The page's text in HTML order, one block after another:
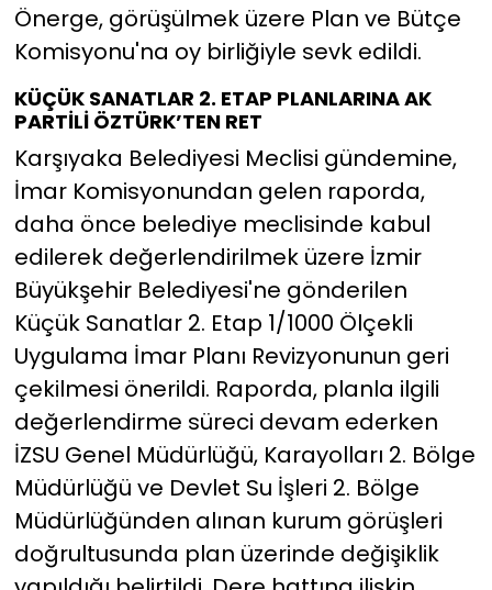
Önerge, görüşülmek üzere Plan ve Bütçe
Komisyonu'na oy birliğiyle sevk edildi.
KÜÇÜK SANATLAR 2. ETAP PLANLARINA AK
PARTİLİ ÖZTÜRK’TEN RET
Karşıyaka Belediyesi Meclisi gündemine,
İmar Komisyonundan gelen raporda,
daha önce belediye meclisinde kabul
edilerek değerlendirilmek üzere İzmir
Büyükşehir Belediyesi'ne gönderilen
Küçük Sanatlar 2. Etap 1/1000 Ölçekli
Uygulama İmar Planı Revizyonunun geri
çekilmesi önerildi. Raporda, planla ilgili
değerlendirme süreci devam ederken
İZSU Genel Müdürlüğü, Karayolları 2. Bölge
Müdürlüğü ve Devlet Su İşleri 2. Bölge
Müdürlüğünden alınan kurum görüşleri
doğrultusunda plan üzerinde değişiklik